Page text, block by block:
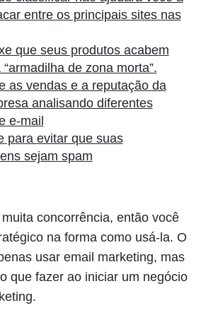
entre os principais sites nas
que seus produtos acabem
de zona morta”.
as vendas e a reputação da
analisando diferentes
e-mail
para evitar que suas
sejam spam
concorrência, então você
na forma como usá-la. O
usar email marketing, mas
que fazer ao iniciar um negócio